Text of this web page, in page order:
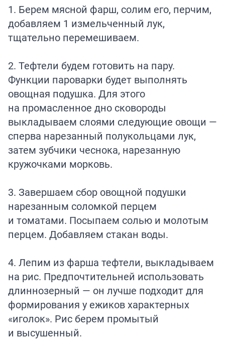
1. Берем мясной фарш, солим его, перчим,
добавляем 1 измельченный лук,
тщательно перемешиваем.
2. Тефтели будем готовить на пару.
Функции пароварки будет выполнять
овощная подушка. Для этого
на промасленное дно сковороды
выкладываем слоями следующие овощи —
сперва нарезанный полукольцами лук,
затем зубчики чеснока, нарезанную
кружочками морковь.
3. Завершаем сбор овощной подушки
нарезанным соломкой перцем
и томатами. Посыпаем солью и молотым
перцем. Добавляем стакан воды.
4. Лепим из фарша тефтели, выкладываем
на рис. Предпочтительней использовать
длиннозерный — он лучше подходит для
формирования у ежиков характерных
«иголок». Рис берем промытый
и высушенный.